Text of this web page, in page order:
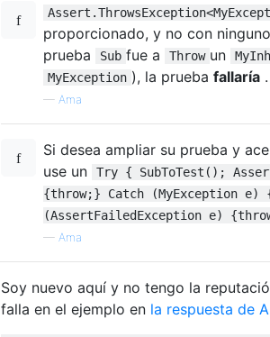
proporcionado, y no con
prueba
Sub fue a Throw un
MyException ), la prueba fallaría .
— Ama
Si desea ampliar su prueba y
use un
Try { SubToTest();
{throw;} Catch (MyException
(AssertFailedException e)
— Ama
Soy nuevo aquí y no tengo la
falla en el ejemplo en la respuesta de